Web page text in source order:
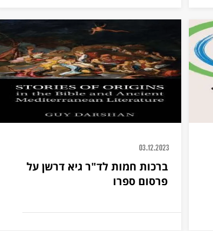
03.12.2023
ברכות חמות לד"ר גיא דרשן על
פרסום ספרו